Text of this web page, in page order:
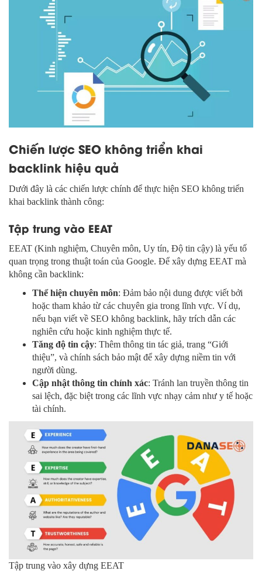
Chiến lược SEO không triển khai
backlink hiệu quả
Dưới đây là các chiến lược chính để thực hiện SEO không triển
khai backlink thành công:
Tập trung vào EEAT
EEAT (Kinh nghiệm, Chuyên môn, Uy tín, Độ tin cậy) là yếu tố
quan trọng trong thuật toán của Google. Để xây dựng EEAT mà
không cần backlink:
Thể hiện chuyên môn: Đảm bảo nội dung được viết bởi
hoặc tham khảo từ các chuyên gia trong lĩnh vực. Ví dụ,
nếu bạn viết về SEO không backlink, hãy trích dẫn các
nghiên cứu hoặc kinh nghiệm thực tế.
Tăng độ tin cậy: Thêm thông tin tác giả, trang “Giới
thiệu”, và chính sách bảo mật để xây dựng niềm tin với
người dùng.
Cập nhật thông tin chính xác: Tránh lan truyền thông tin
sai lệch, đặc biệt trong các lĩnh vực nhạy cảm như y tế hoặc
tài chính.
Tập trung vào xây dựng EEAT